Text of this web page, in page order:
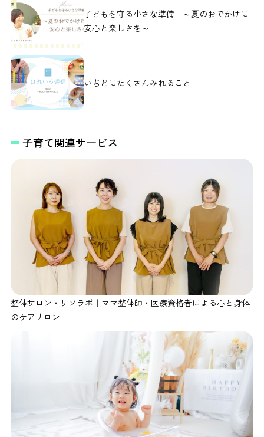
子どもを守る小さな準備 ～夏のおでかけに
安心と楽しさを～
いちどにたくさんみれること
子育て関連サービス
整体サロン・リソラボ｜ママ整体師・医療資格者による心と身体
のケアサロン